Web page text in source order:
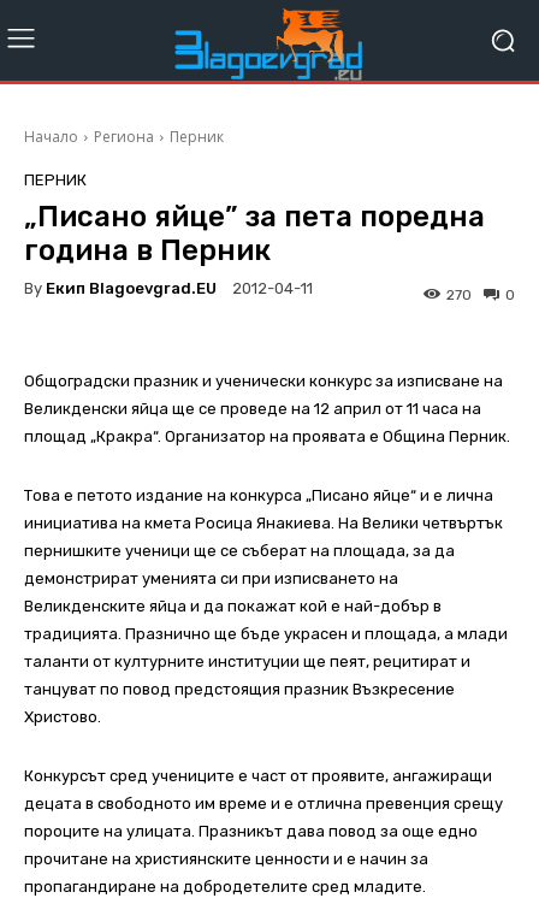
Начало Региона Перник
ПЕРНИК
„Писано яйце” за пета поредна
година в Перник
By Екип Blagoevgrad.EU 2012-04-11 0
270
Общоградски празник и ученически конкурс за изписване на
Великденски яйца ще се проведе на 12 април от 11 часа на
площад „Кракра“. Организатор на проявата е Община Перник.
Това е петото издание на конкурса „Писано яйце“ и е лична
инициатива на кмета Росица Янакиева. На Велики четвъртък
пернишките ученици ще се съберат на площада, за да
демонстрират уменията си при изписването на
Великденските яйца и да покажат кой е най-добър в
традицията. Празнично ще бъде украсен и площада, а млади
таланти от културните институции ще пеят, рецитират и
танцуват по повод предстоящия празник Възкресение
Христово.
Конкурсът сред учениците е част от проявите, ангажиращи
децата в свободното им време и е отлична превенция срещу
пороците на улицата. Празникът дава повод за още едно
прочитане на християнските ценности и е начин за
пропагандиране на добродетелите сред младите.